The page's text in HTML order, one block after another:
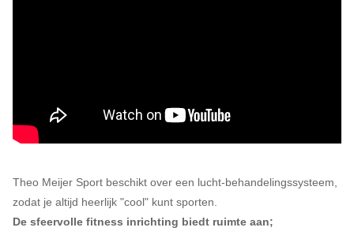
Theo Meijer Sport beschikt over een lucht-behandelingssysteem,
zodat je altijd heerlijk "cool" kunt sporten.
De sfeervolle fitness inrichting biedt ruimte aan;